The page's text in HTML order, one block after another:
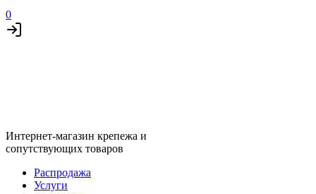
0
Интернет-магазин крепежа и
сопутствующих товаров
Распродажа
Услуги